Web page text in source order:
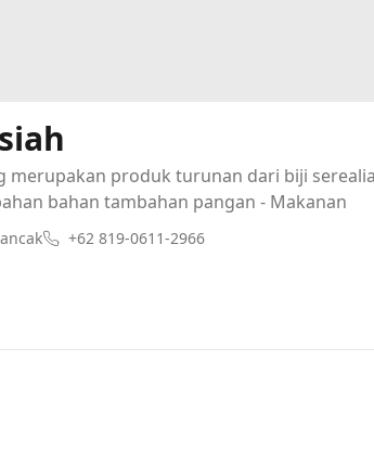
merupakan produk turunan dari biji
bahan tambahan pangan - Makanan
+62 819-0611-2966